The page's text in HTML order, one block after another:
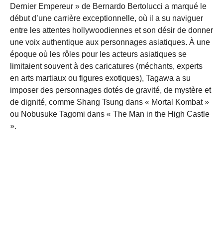
Dernier Empereur » de Bernardo Bertolucci a marqué le
début d’une carrière exceptionnelle, où il a su naviguer
entre les attentes hollywoodiennes et son désir de donner
une voix authentique aux personnages asiatiques. À une
époque où les rôles pour les acteurs asiatiques se
limitaient souvent à des caricatures (méchants, experts
en arts martiaux ou figures exotiques), Tagawa a su
imposer des personnages dotés de gravité, de mystère et
de dignité, comme Shang Tsung dans « Mortal Kombat »
ou Nobusuke Tagomi dans « The Man in the High Castle
».